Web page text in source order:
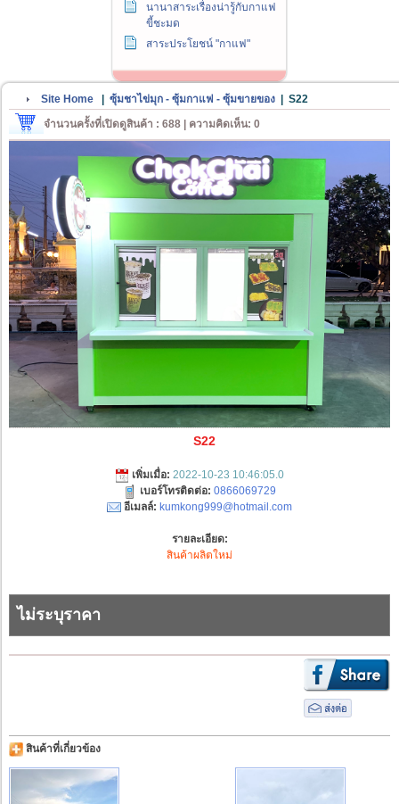
นานาสาระเรื่องน่ารู้กับกาแฟ
ขี้ชะมด
สาระประโยชน์ "กาแฟ"
Site Home ซุ้มชาไข่มุก - ซุ้มกาแฟ - ซุ้มขายของ
S22
จำนวนครั้งที่เปิดดูสินค้า : 688 | ความคิดเห็น: 0
S22
เพิ่มเมื่อ: 2022-10-23 10:46:05.0
เบอร์โทรติดต่อ: 0866069729
อีเมลล์: kumkong999@hotmail.com
รายละเอียด:
สินค้าผลิตใหม่
ไม่ระบุราคา
สินค้าที่เกี่ยวข้อง